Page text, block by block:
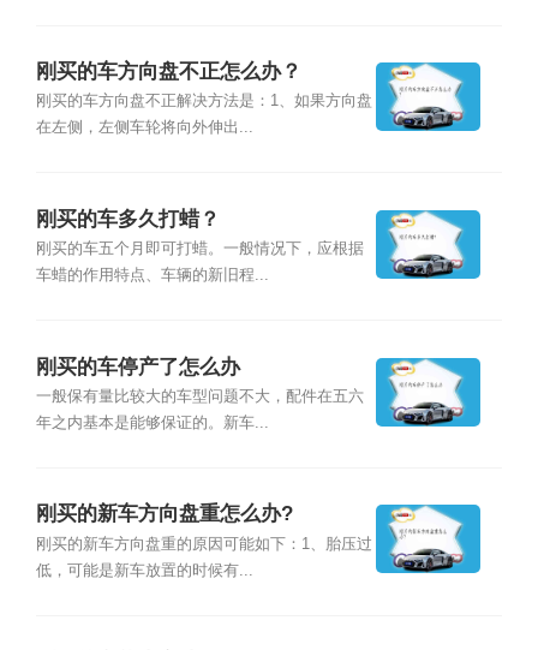
刚买的车方向盘不正怎么办？
刚买的车方向盘不正解决方法是：1、如果方向盘
在左侧，左侧车轮将向外伸出...
刚买的车多久打蜡？
刚买的车五个月即可打蜡。一般情况下，应根据
车蜡的作用特点、车辆的新旧程...
刚买的车停产了怎么办
一般保有量比较大的车型问题不大，配件在五六
年之内基本是能够保证的。新车...
刚买的新车方向盘重怎么办?
刚买的新车方向盘重的原因可能如下：1、胎压过
低，可能是新车放置的时候有...